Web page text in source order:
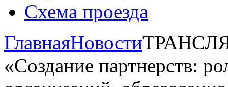
Схема проезда
ГлавнаяНовости
«Создание партнерств: